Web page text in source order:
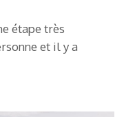
étape très
et il y a